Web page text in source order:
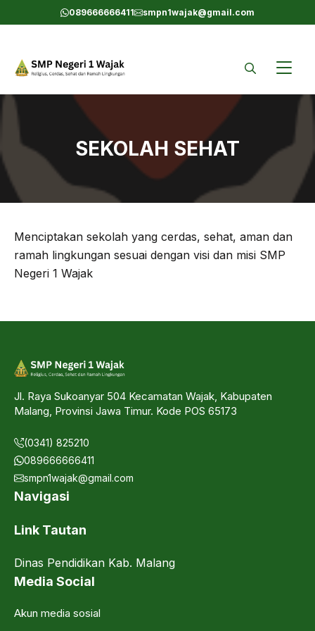
to
089666666411 smpn1wajak@gmail.com
SEKOLAH SEHAT
Menciptakan sekolah yang cerdas, sehat, aman dan
ramah lingkungan sesuai dengan visi dan misi SMP
Negeri 1 Wajak
Jl. Raya Sukoanyar 504 Kecamatan Wajak, Kabupaten
Malang, Provinsi Jawa Timur. Kode POS 65173
(0341) 825210
089666666411
smpn1wajak@gmail.com
Navigasi
Link Tautan
Dinas Pendidikan Kab. Malang
Media Social
Akun media sosial